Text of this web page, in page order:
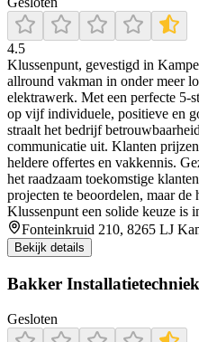
4.5
Klussenpunt, gevestigd in
allround vakman in onder meer
elektrawerk. Met een perfecte
op vijf individuele, positieve en
straalt het bedrijf
communicatie uit. Klanten
heldere offertes en vakkennis.
het raadzaam toekomstige
projecten te beoordelen, maar
Klussenpunt een solide keuze is
Fonteinkruid 210, 8265 LJ
Bekijk details
Bakker Installatietechniek
Gesloten